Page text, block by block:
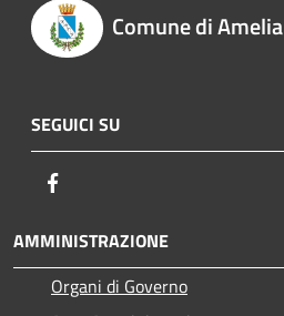
Comune di Amelia
SEGUICI SU
AMMINISTRAZIONE
Organi di Governo